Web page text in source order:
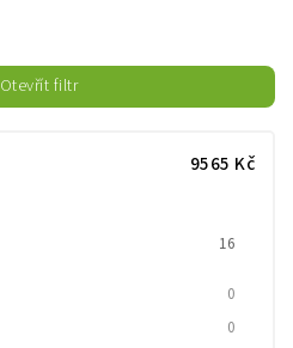
Otevřít filtr
9565 Kč
16
0
0